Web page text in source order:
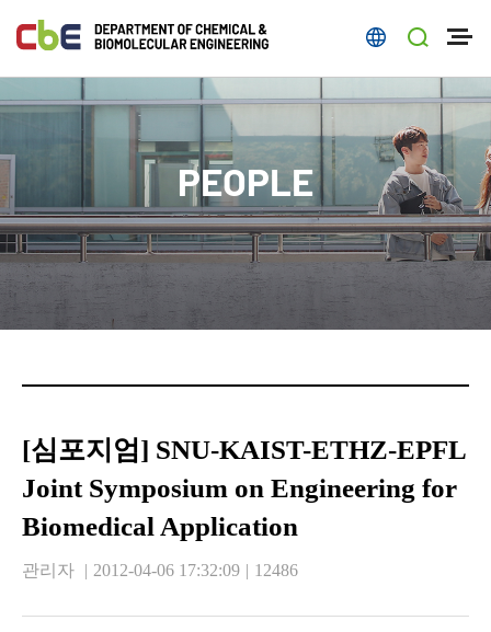
PEOPLE
[심포지엄] SNU-KAIST-ETHZ-EPFL
Joint Symposium on Engineering for
Biomedical Application
관리자 | 2012-04-06 17:32:09 | 12486